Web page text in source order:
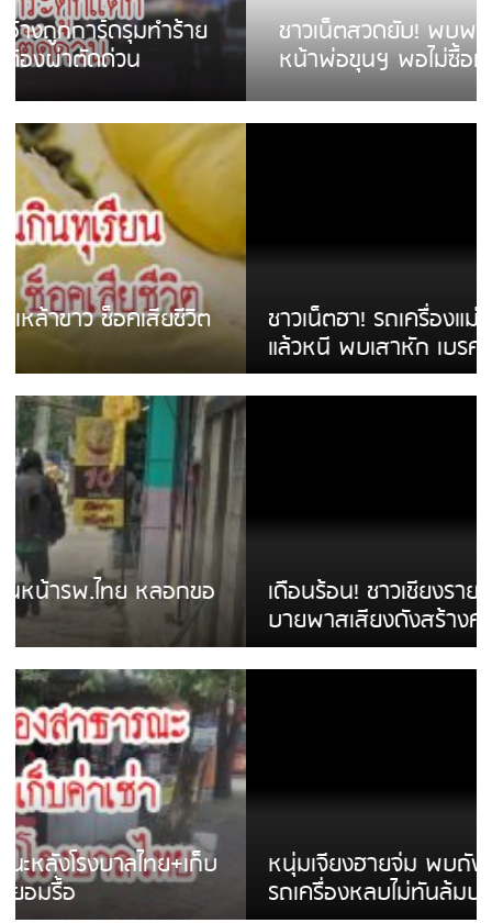
ชาวเน็ตสวดยับ! พบพม่าเร่ขายพวงมาลัย
หน้าพ่อขุนฯ พอไม่ซื้อเดินตาม
ชาวเน็ตฮา! รถเครื่องแม่สายชนป้ายร้านโลงศพ
แล้วหนี พบเสาหัก เบรคหัก หวิดได้ใช้บริการ
เดือนร้อน! ชาวเชียงรายบ่นรถ Isuzu สีขาวซิ่ง
บายพาสเสียงดังสร้างความรำคาญ
หนุ่มเจียงฮายจ่ม พบถังน้ำดื่มตกกลางถนน
รถเครื่องหลบไม่ทันล้มบาดเจ็บ